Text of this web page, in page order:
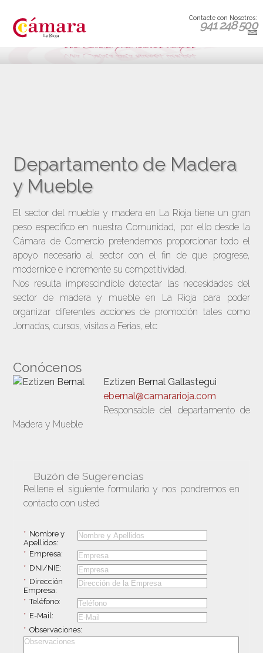
Contacte con Nosotros:
941 248 500
Departamento de Madera
y Mueble
El sector del mueble y madera en La Rioja tiene un gran
peso específico en nuestra Comunidad, por ello desde la
Cámara de Comercio pretendemos proporcionar todo el
apoyo necesario al sector con el fin de que progrese,
modernice e incremente su competitividad.
Nos resulta imprescindible detectar las necesidades del
sector de madera y mueble en La Rioja para poder
organizar diferentes acciones de promoción tales como
Jornadas, cursos, visitas a Ferias, etc
Conócenos
Eztizen Bernal Gallastegui
ebernal@camararioja.com
Responsable del departamento de
Madera y Mueble
Buzón de Sugerencias
Rellene el siguiente formulario y nos pondremos en
contacto con usted
* Nombre y
Apellidos:
* Empresa:
* DNI/NIE:
* Dirección
Empresa:
* Teléfono:
* E-Mail:
* Observaciones: